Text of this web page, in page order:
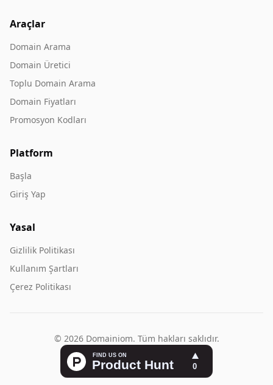
Araçlar
Domain Arama
Domain Üretici
Toplu Domain Arama
Domain Fiyatları
Promosyon Kodları
Platform
Başla
Giriş Yap
Yasal
Gizlilik Politikası
Kullanım Şartları
Çerez Politikası
© 2026 Domainiom. Tüm hakları saklıdır.